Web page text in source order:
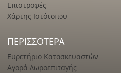
Επιστροφές
Χάρτης Ιστότοπου
ΠΕΡΙΣΣΌΤΕΡΑ
Ευρετήριο Κατασκευαστών
Αγορά Δωροεπιταγής